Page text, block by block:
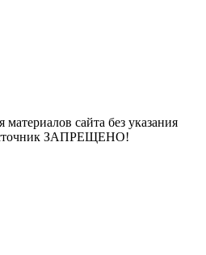
сайта без указания
ЗАПРЕЩЕНО!